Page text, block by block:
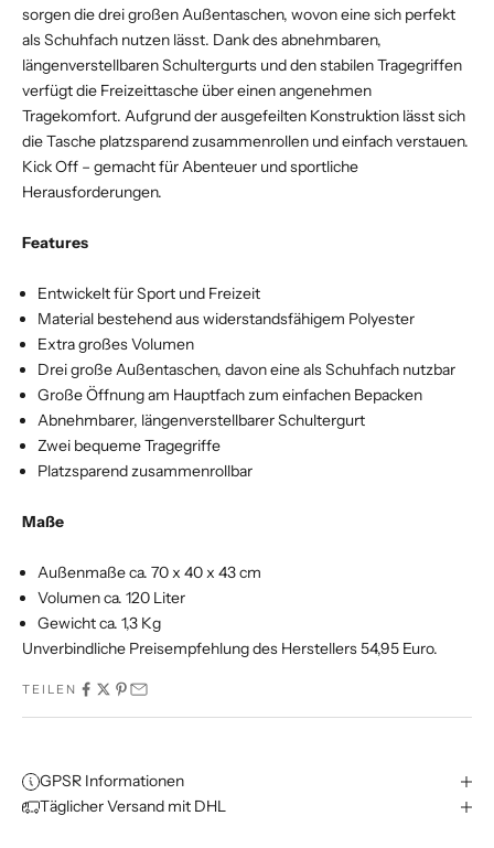
sorgen die drei großen Außentaschen, wovon eine sich perfekt
als Schuhfach nutzen lässt. Dank des abnehmbaren,
längenverstellbaren Schultergurts und den stabilen Tragegriffen
verfügt die Freizeittasche über einen angenehmen
Tragekomfort. Aufgrund der ausgefeilten Konstruktion lässt sich
die Tasche platzsparend zusammenrollen und einfach verstauen.
Kick Off – gemacht für Abenteuer und sportliche
Herausforderungen.
Features
Entwickelt für Sport und Freizeit
Material bestehend aus widerstandsfähigem Polyester
Extra großes Volumen
Drei große Außentaschen, davon eine als Schuhfach nutzbar
Große Öffnung am Hauptfach zum einfachen Bepacken
Abnehmbarer, längenverstellbarer Schultergurt
Zwei bequeme Tragegriffe
Platzsparend zusammenrollbar
Maße
Außenmaße ca. 70 x 40 x 43 cm
Volumen ca. 120 Liter
Gewicht ca. 1,3 Kg
Unverbindliche Preisempfehlung des Herstellers 54,95 Euro.
TEILEN
GPSR Informationen
Täglicher Versand mit DHL